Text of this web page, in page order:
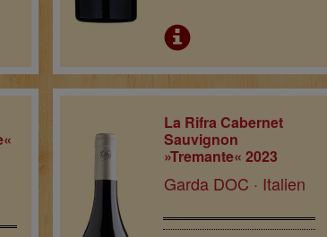
La Rifra Cabernet
Sauvignon
»Tremante« 2023
Garda DOC · Italien